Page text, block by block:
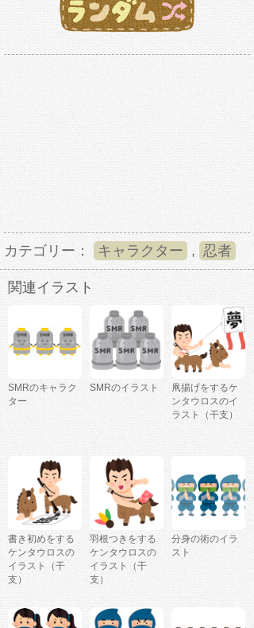
カテゴリー： キャラクター , 忍者
関連イラスト
SMRのキャラク
ター
SMRのイラスト
凧揚げをするケ
ンタウロスのイ
ラスト（干支）
書き初めをする
ケンタウロスの
イラスト（干
支）
羽根つきをする
ケンタウロスの
イラスト（干
支）
分身の術のイラ
スト